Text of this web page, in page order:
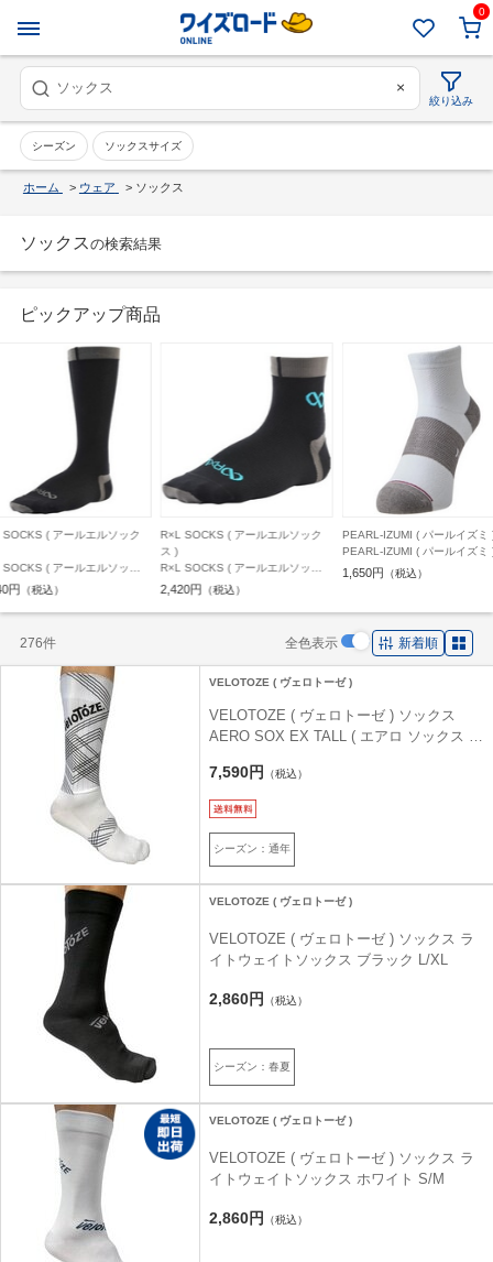
0
×
絞り込み
シーズン ソックスサイズ
ホーム > ウェア > ソックス
ソックスの検索結果
ピックアップ商品
SOCKS ( アールエルソック
( アールエルソック
ックス HEEL LOCK R バイ
ンド) ブラック L ( 26-28cm )
円 （税込）
R×L SOCKS ( アールエルソック
ス )
R×L SOCKS ( アールエルソック
ス ) ソックス HEEL LOCK S グリ
ウンド) ブラック L ( 26-28cm )
2,420円 （税込）
PEARL-IZUMI ( パールイズミ
PEARL-IZUMI ( パールイズミ
ックス 46 クールネス ソック
1,650円 （税込）
276件 全色表示 新着順
VELOTOZE ( ヴェロトーゼ )
VELOTOZE ( ヴェロトーゼ ) ソックス
AERO SOX EX TALL ( エアロ ソックス エ
7,590円 （税込）
シーズン：通年
VELOTOZE ( ヴェロトーゼ )
VELOTOZE ( ヴェロトーゼ ) ソックス ラ
イトウェイトソックス ブラック L/XL
2,860円 （税込）
シーズン：春夏
VELOTOZE ( ヴェロトーゼ )
VELOTOZE ( ヴェロトーゼ ) ソックス ラ
イトウェイトソックス ホワイト S/M
2,860円 （税込）